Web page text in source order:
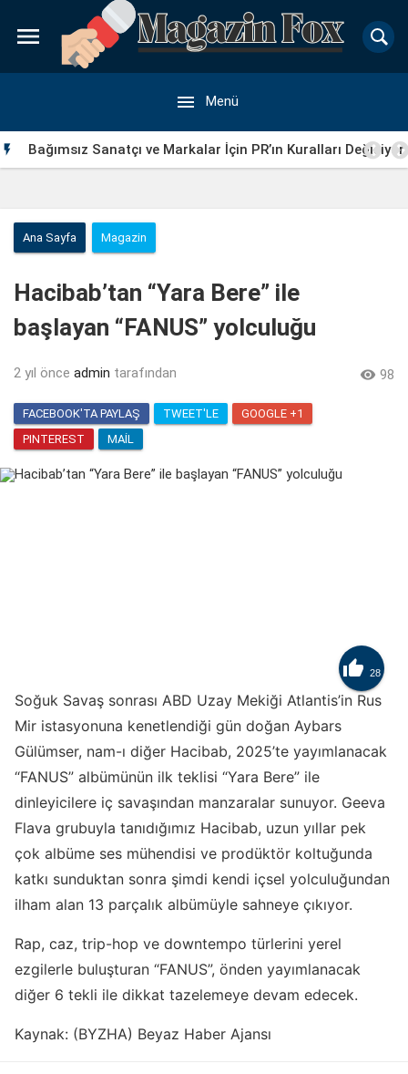

 Menü
 Bağımsız Sanatçı ve Markalar İçin PR’ın Kuralları Değişiyor
Ana Sayfa Magazin
Hacibab’tan “Yara Bere” ile
başlayan “FANUS” yolculuğu
2 yıl önce admin tarafından  98
FACEBOOK'TA PAYLAŞ TWEET'LE
GOOGLE +1
PINTEREST
MAIL
 28
Soğuk Savaş sonrası ABD Uzay Mekiği Atlantis’in Rus
Mir istasyonuna kenetlendiği gün doğan Aybars
Gülümser, nam-ı diğer Hacibab, 2025’te yayımlanacak
“FANUS” albümünün ilk teklisi “Yara Bere” ile
dinleyicilere iç savaşından manzaralar sunuyor. Geeva
Flava grubuyla tanıdığımız Hacibab, uzun yıllar pek
çok albüme ses mühendisi ve prodüktör koltuğunda
katkı sunduktan sonra şimdi kendi içsel yolculuğundan
ilham alan 13 parçalık albümüyle sahneye çıkıyor.
Rap, caz, trip-hop ve downtempo türlerini yerel
ezgilerle buluşturan “FANUS”, önden yayımlanacak
diğer 6 tekli ile dikkat tazelemeye devam edecek.
Kaynak: (BYZHA) Beyaz Haber Ajansı